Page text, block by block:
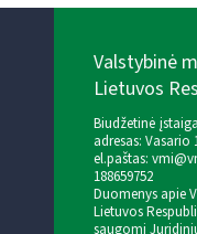
Valstybinė
Lietuvos
Biudžetinė
adresas: Vasario
el.paštas:
188659752
Duomenys apie
Lietuvos
saugomi